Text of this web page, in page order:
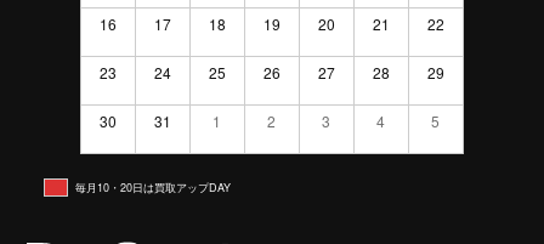
16 17 18 19 20 21 22
23 24 25 26 27 28 29
30 31 1 2 3 4 5
毎月10・20日は買取アップDAY